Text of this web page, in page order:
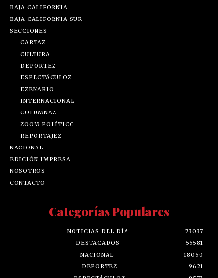
BAJA CALIFORNIA
BAJA CALIFORNIA SUR
SECCIONES
CARTAZ
CULTURA
DEPORTEZ
ESPECTÁCULOZ
EZENARIO
INTERNACIONAL
COLUMNAZ
ZOOM POLÍTICO
REPORTAJEZ
NACIONAL
EDICIÓN IMPRESA
NOSOTROS
CONTACTO
Categorías Populares
NOTICIAS DEL DÍA
73037
DESTACADOS
55581
NACIONAL
18050
DEPORTEZ
9621